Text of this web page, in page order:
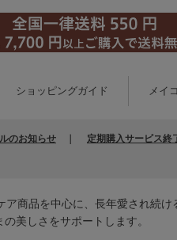
ショッピングガイド メイ
のお知らせ 定期購入サービス終
商品を中心に、長年愛され続け
美しさをサポートします。